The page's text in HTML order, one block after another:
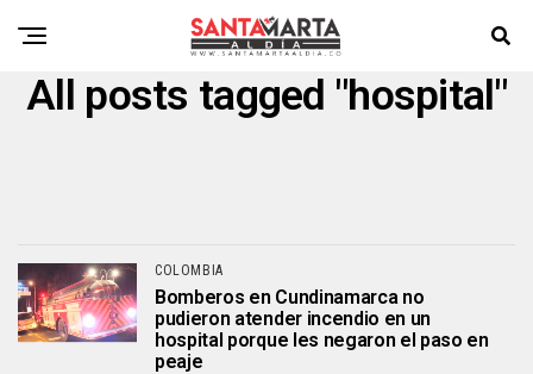
All posts tagged "hospital"
COLOMBIA
Bomberos en Cundinamarca no
pudieron atender incendio en un
hospital porque les negaron el paso en
peaje